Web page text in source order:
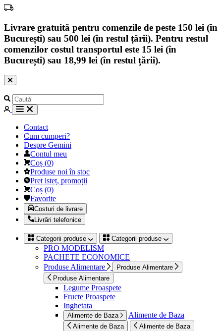
Livrare gratuită pentru comenzile de peste 150 lei (în
București) sau 500 lei (în restul țării). Pentru restul
comenzilor costul transportul este 15 lei (în
București) sau 18,99 lei (în restul țării).
Contact
Cum cumperi?
Despre Gemini
Contul meu
Coș (0)
Produse noi în stoc
Preț isteț, promoții
Coș (0)
Favorite
Costuri de livrare
Livrări telefonice
Categorii produse Categorii produse
PRO MODELISM
PACHETE ECONOMICE
Produse Alimentare
Produse Alimentare
Produse Alimentare
Legume Proaspete
Fructe Proaspete
Inghetata
Alimente de Baza Alimente de Baza
Alimente de Baza Alimente de Baza